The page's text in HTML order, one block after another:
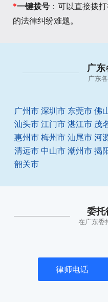
*一键拨号 ：可以直接拨
的法律纠纷难题。
广
广东
广州市 深圳市 东莞市 佛
汕头市 江门市 湛江市 茂
惠州市 梅州市 汕尾市 河
清远市 中山市 潮州市 揭
韶关市
委托
在广东委
律师电话